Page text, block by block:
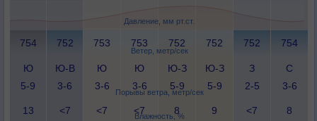
Давление, мм рт.ст.
Ветер, метр/сек
Порывы ветра, метр/сек
Влажность, %
754 752 753 753 752 752 752 754
Ю
5-9
Ю-В
3-6
Ю
3-6
Ю
3-6
Ю-З
5-9
Ю-З
5-9
З
2-5
С
3-6
13 <7 <7 <7 8 9 <7 8